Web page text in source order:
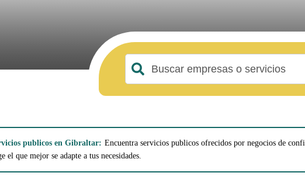
publicos en Gibraltar: Encuentra servicios publicos ofrecidos por negocios de
el que mejor se adapte a tus necesidades.